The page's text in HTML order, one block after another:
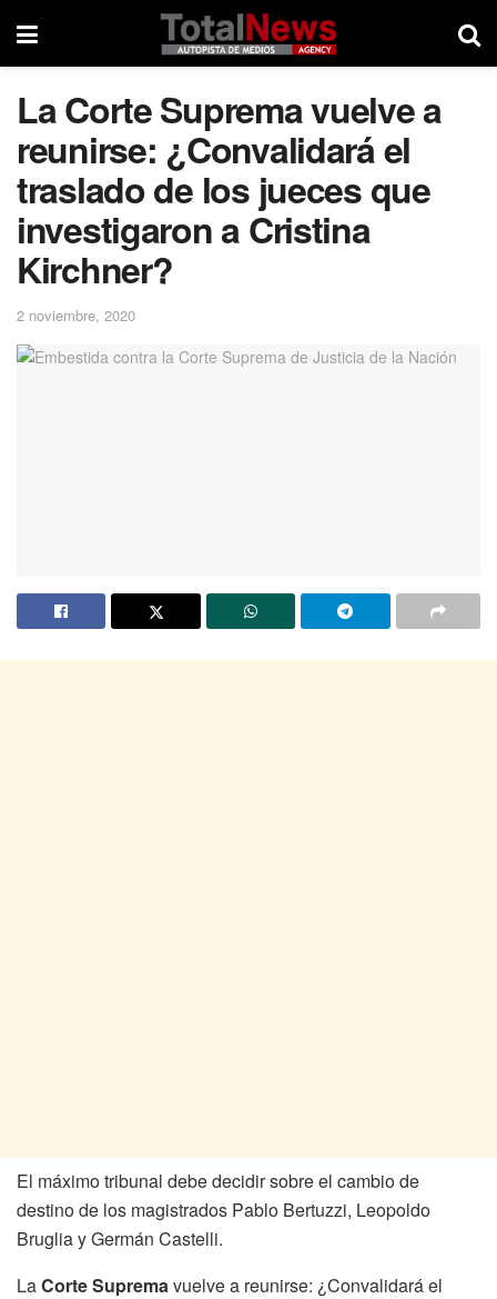
La Corte Suprema vuelve a
reunirse: ¿Convalidará el
traslado de los jueces que
investigaron a Cristina
Kirchner?
2 noviembre, 2020
El máximo tribunal debe decidir sobre el cambio de
destino de los magistrados Pablo Bertuzzi, Leopoldo
Bruglia y Germán Castelli.
LaCorte Supremavuelve a reunirse: ¿Convalidará el